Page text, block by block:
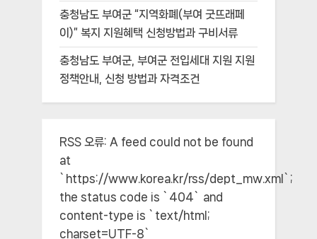
충청남도 부여군 “지역화폐(부여 굿뜨래페
이)” 복지 지원혜택 신청방법과 구비서류
충청남도 부여군, 부여군 전입세대 지원 지원
정책안내, 신청 방법과 자격조건
RSS 오류: A feed could not be found
at
`https://www.korea.kr/rss/dept_mw.xml`;
the status code is `404` and
content-type is `text/html;
charset=UTF-8`